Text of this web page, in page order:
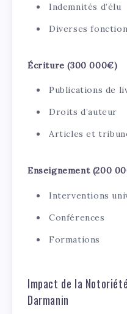
Indemnités d’élu
Diverses
Écriture (300 000€)
Publications de
Droits d’auteur
Articles et
Enseignement (200
Interventions
Conférences
Formations
Impact de la
Darmanin